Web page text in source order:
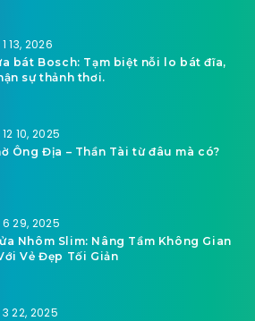
13, 2026
bát Bosch: Tạm biệt nỗi lo bát đĩa,
sự thảnh thơi.
10, 2025
Ông Địa – Thần Tài từ đâu mà có?
29, 2025
Nhôm Slim: Nâng Tầm Không Gian
Vẻ Đẹp Tối Giản
22, 2025